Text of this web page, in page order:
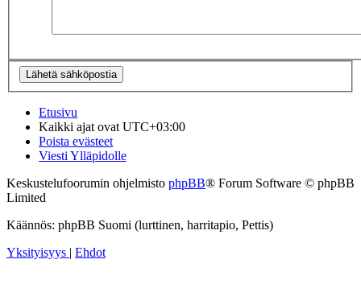
Etusivu
Kaikki ajat ovatUTC+03:00
Poista evästeet
Viesti Ylläpidolle
Keskustelufoorumin ohjelmisto phpBB® Forum Software © phpBB
Limited
Käännös: phpBB Suomi (lurttinen, harritapio, Pettis)
Yksityisyys
Ehdot